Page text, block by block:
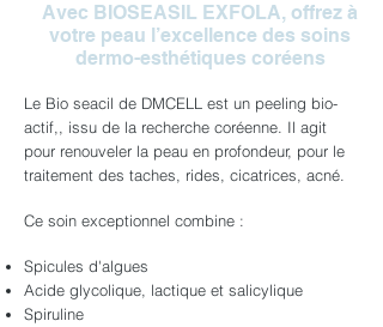
Avec BIOSEASIL EXFOLA, offrez à
votre peau l’excellence des soins
dermo-esthétiques coréens
Le Bio seacil de DMCELL est un peeling bio-
actif,, issu de la recherche coréenne. Il agit
pour renouveler la peau en profondeur, pour le
traitement des taches, rides, cicatrices, acné.
Ce soin exceptionnel combine :
Spicules d'algues
Acide glycolique, lactique et salicylique
Spiruline